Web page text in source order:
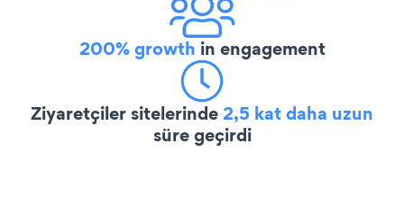
200% growth in engagement
Ziyaretçiler sitelerinde2,5 kat daha uzun
süre geçirdi